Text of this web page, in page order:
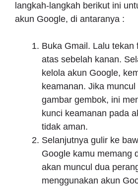
langkah-langkah berikut ini
akun Google, di antaranya :
Buka Gmail. Lalu tekan
atas sebelah kanan.
kelola akun Google,
keamanan. Jika
gambar gembok, ini
kunci keamanan pada
tidak aman.
Selanjutnya gulir ke
Google kamu memang
akan muncul dua
menggunakan akun